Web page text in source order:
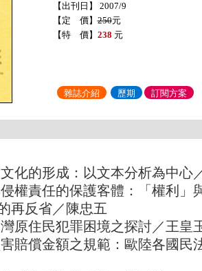
【出刊日】 2007/9
【定 價】250元
【特 價】 238 元
雜誌介紹 歷期 訂閱方案
化的形成：以文本分析為中心
權責任的保護客體：「權利」
再反省／陳忠五
原住民犯罪困境之探討／王皇
賠償金額之規範：歐陸各國民